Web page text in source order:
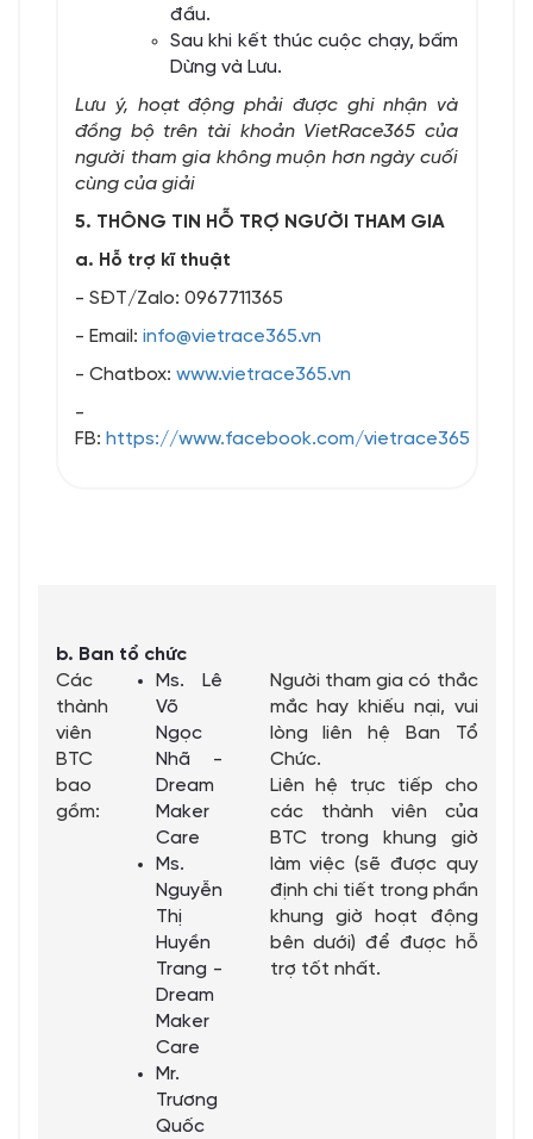
đầu.
Sau khi kết thúc cuộc chạy, bấm
Dừng và Lưu.
Lưu ý, hoạt động phải được ghi nhận và
đồng bộ trên tài khoản VietRace365 của
người tham gia không muộn hơn ngày cuối
cùng của giải
5. THÔNG TIN HỖ TRỢ NGƯỜI THAM GIA
a. Hỗ trợ kĩ thuật
- SĐT/Zalo: 0967711365
- Email: info@vietrace365.vn
- Chatbox: www.vietrace365.vn
-
FB: https://www.facebook.com/vietrace365
b. Ban tổ chức
Các
thành
viên
BTC
bao
gồm:
Ms. Lê
Võ
Ngọc
Nhã -
Dream
Maker
Care
Ms.
Nguyễn
Thị
Huyền
Trang -
Dream
Maker
Care
Mr.
Trương
Quốc
Người tham gia có thắc
mắc hay khiếu nại, vui
lòng liên hệ Ban Tổ
Chức.
Liên hệ trực tiếp cho
các thành viên của
BTC trong khung giờ
làm việc (sẽ được quy
định chi tiết trong phần
khung giờ hoạt động
bên dưới) để được hỗ
trợ tốt nhất.